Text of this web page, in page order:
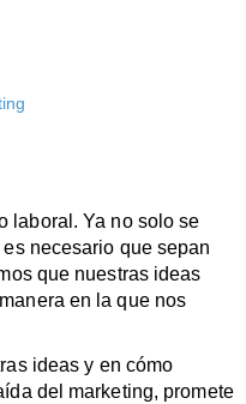
laboral. Ya no solo se
necesario que sepan
que nuestras ideas
en la que nos
ideas y en cómo
del marketing, promete